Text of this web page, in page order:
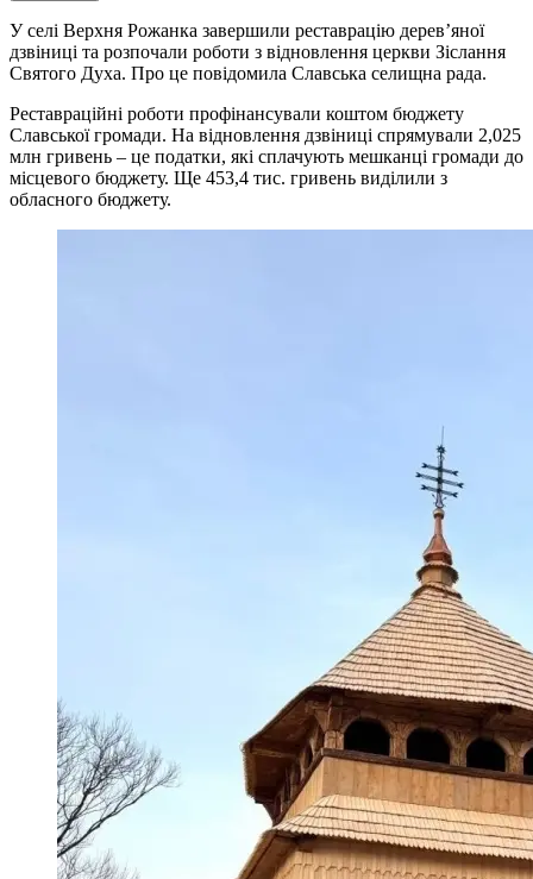
У селі Верхня Рожанка завершили реставрацію дерев’яної
дзвіниці та розпочали роботи з відновлення церкви Зіслання
Святого Духа. Про це повідомила Славська селищна рада.
Реставраційні роботи профінансували коштом бюджету
Славської громади. На відновлення дзвіниці спрямували 2,025
млн гривень – це податки, які сплачують мешканці громади до
місцевого бюджету. Ще 453,4 тис. гривень виділили з
обласного бюджету.